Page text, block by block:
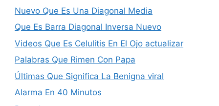
Nuevo Que Es Una Diagonal Media
Que Es Barra Diagonal Inversa Nuevo
Videos Que Es Celulitis En El Ojo actualizar
Palabras Que Rimen Con Papa
Últimas Que Significa La Benigna viral
Alarma En 40 Minutos